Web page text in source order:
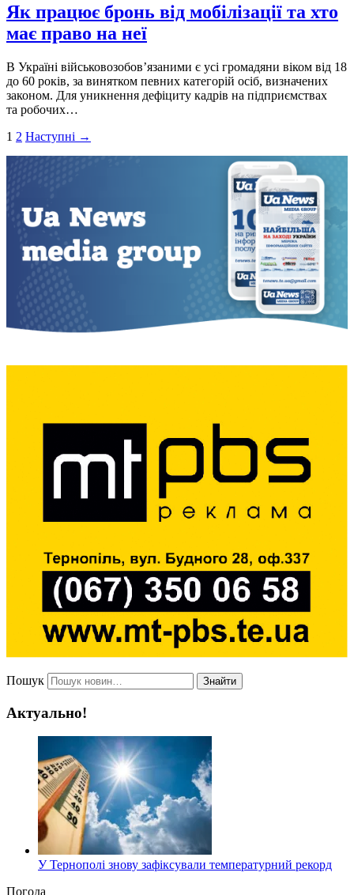
Як працює бронь від мобілізації та хто
має право на неї
В Українi вiйськовозобов’язаними є усi громадяни вiком вiд 18
до 60 рокiв, за винятком певних категорiй осiб, визначених
законом. Для уникнення дефiциту кадрiв на пiдприємствах
та робочих…
Пагінація
записів
1 2 Наступні →
Пошук Знайти
Актуально!
У Тернополі знову зафіксували температурний рекорд
Погода